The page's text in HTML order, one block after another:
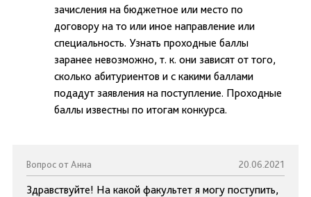
зачисления на бюджетное или место по
договору на то или иное направление или
специальность. Узнать проходные баллы
заранее невозможно, т. к. они зависят от того,
сколько абитуриентов и с какими баллами
подадут заявления на поступление. Проходные
баллы известны по итогам конкурса.
Вопрос от Анна 20.06.2021
Здравствуйте! На какой факультет я могу поступить,